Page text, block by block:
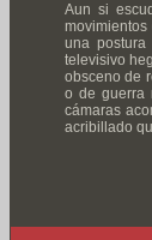
Aun si
una
televisivo
obsceno de
o de guerra
cámaras
acribillado